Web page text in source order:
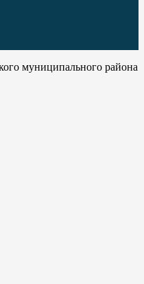
муниципального района